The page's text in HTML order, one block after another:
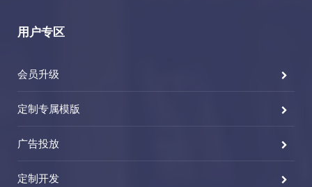
用户专区
会员升级
定制专属模版
广告投放
定制开发